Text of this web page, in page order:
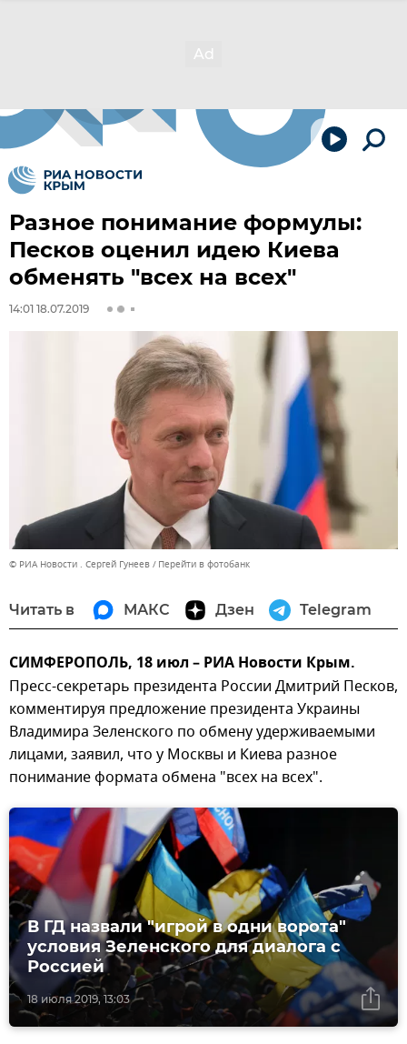
Разное понимание формулы:
Песков оценил идею Киева
обменять "всех на всех"
14:01 18.07.2019
© РИА Новости . Сергей Гунеев Перейти в фотобанк
Читать в МАКС Дзен Telegram
СИМФЕРОПОЛЬ, 18 июл – РИА Новости Крым.
Пресс-секретарь президента России Дмитрий Песков,
комментируя предложение президента Украины
Владимира Зеленского по обмену удерживаемыми
лицами, заявил, что у Москвы и Киева разное
понимание формата обмена "всех на всех".
18 июля 2019, 13:03
В ГД назвали "игрой в одни ворота"
условия Зеленского для диалога с
Россией